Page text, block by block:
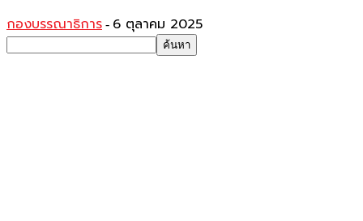
กองบรรณาธิการ - 6 ตุลาคม 2025